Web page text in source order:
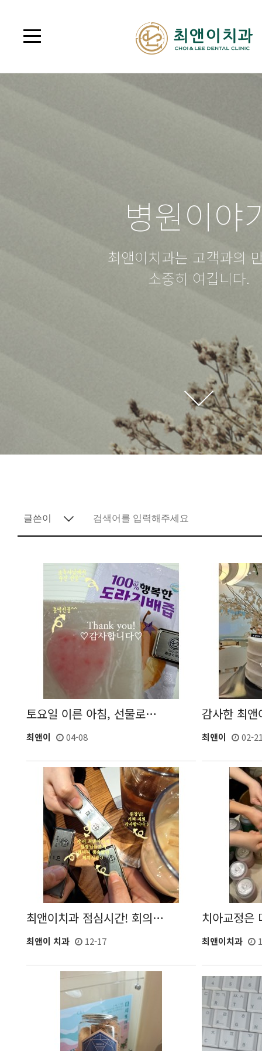
병원이야
최앤이치과는 고객과의
소중히 여깁니다.
토요일 이른 아침, 선물로…
최앤이 04-08
감사한 최
최앤이 02-
최앤이치과 점심시간! 회의…
최앤이 치과 12-17
치아교정
최앤이치과